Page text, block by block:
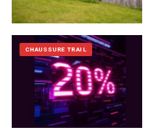
CHAUSSURE TRAIL